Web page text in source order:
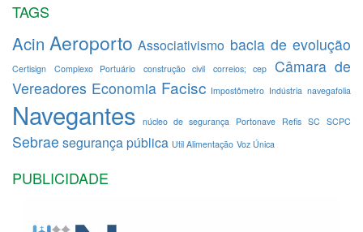
TAGS
Acin Aeroporto Associativismo bacia de evolução
Certisign Complexo Portuário construção civil correios; cep
Câmara de
Vereadores Economia Facisc Impostômetro Indústria navegafolia
Navegantes núcleo de segurança Portonave Refis SC SCPC
Sebrae segurança pública Util Alimentação Voz Única
PUBLICIDADE